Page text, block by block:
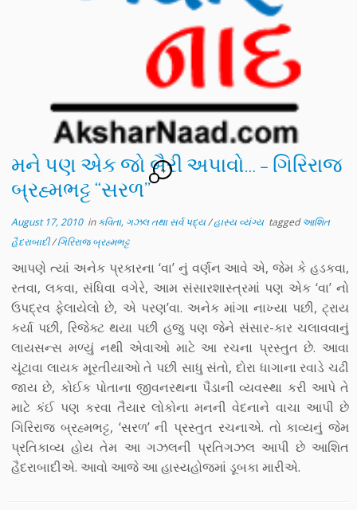
મને પણ એક જો બૈરી અપાવો… – ગિરિરાજ
બ્રહ્મભટ્ટ “સરળ”
4
August 17, 2010inકવિતા, ગઝલ તથા સર્વ પદ્ય/હાસ્ય વ્યંગ્ય taggedઆશિત
હૈદરાબાદી/ગિરિરાજ બ્રહ્મભટ્ટ
આપણે ત્યાં અનેક પ્રકારના ‘વા’ નું વર્ણન આવે એ, જેમ કે હડકવા,
રતવા, લકવા, સંધિવા વગેરે, આમ સંસારશાસ્ત્રમાં પણ એક ‘વા’ નો
ઉપદ્રવ ફેલાયેલો છે, એ પરણ’વા. અનેક માંગા નાખ્યા પછી, ટ્રાય
કર્યા પછી, રિજેક્ટ થયા પછી હજુ પણ જેને સંસાર-કાર ચલાવવાનું
લાયસન્સ મળ્યું નથી એવાઓ માટે આ રચના પ્રસ્તુત છે. આવા
ચૂંટાવા લાયક મૂરતીયાઓ તે પછી સાધુ સંતો, દોરા ધાગાના રવાડે ચઢી
જાય છે, કોઈક પોતાના જીવનરથના પૈડાની વ્યવસ્થા કરી આપે તે
માટે કંઈ પણ કરવા તૈયાર લોકોના મનની વેદનાને વાચા આપી છે
ગિરિરાજ બ્રહ્મભટ્ટ, ‘સરળ’ ની પ્રસ્તુત રચનાએ. તો કાવ્યનું જેમ
પ્રતિકાવ્ય હોય તેમ આ ગઝલની પ્રતિગઝલ આપી છે આશિત
હૈદરાબાદીએ. આવો આજે આ હાસ્યહોજમાં ડૂબકા મારીએ.